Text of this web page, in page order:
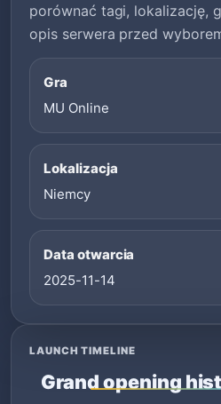
porównać tagi, lokalizację,
opis serwera przed
Gra
MU Online
Lokalizacja
Niemcy
Data otwarcia
2025-11-14
LAUNCH TIMELINE
Grand opening